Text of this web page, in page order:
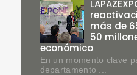
más de
50
económico
En un momento clave
departamento ...